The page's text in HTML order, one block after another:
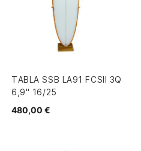
TABLA SSB LA91 FCSII 3Q
6,9" 16/25
480,00 €